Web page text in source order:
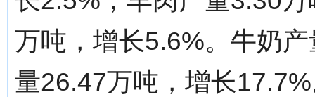
万吨，增长5.6%。牛奶
量26.47万吨，增长